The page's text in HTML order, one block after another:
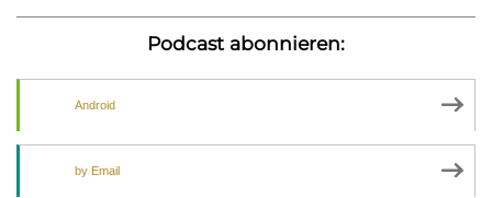
Podcast abonnieren:
Android
by Email